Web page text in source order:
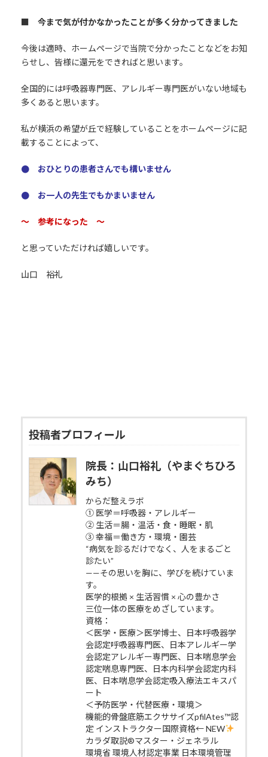
■ 今まで気が付かなかったことが多く分かってきました
今後は適時、ホームページで当院で分かったことなどをお知
らせし、皆様に還元をできればと思います。
全国的には呼吸器専門医、アレルギー専門医がいない地域も
多くあると思います。
私が横浜の希望が丘で経験していることをホームページに記
載することによって、
● おひとりの患者さんでも構いません
● お一人の先生でもかまいません
～ 参考になった ～
と思っていただければ嬉しいです。
山口 裕礼
投稿者プロフィール
院長：山口裕礼（やまぐちひろ
みち）
からだ整えラボ
① 医学＝呼吸器・アレルギー
② 生活＝腸・温活・食・睡眠・肌
③ 幸福＝働き方・環境・園芸
“病気を診るだけでなく、人をまるごと
診たい”
——その思いを胸に、学びを続けていま
す。
医学的根拠 × 生活習慣 × 心の豊かさ
三位一体の医療をめざしています。
資格：
＜医学・医療＞医学博士、日本呼吸器学
会認定呼吸器専門医、日本アレルギー学
会認定アレルギー専門医、日本喘息学会
認定喘息専門医、日本内科学会認定内科
医、日本喘息学会認定吸入療法エキスパ
ート
＜予防医学・代替医療・環境＞
機能的骨盤底筋エクササイズpfilAtes™認
定 インストラクター国際資格← NEW
カラダ取説®マスター・ジェネラル
環境省 環境人材認定事業 日本環境管理